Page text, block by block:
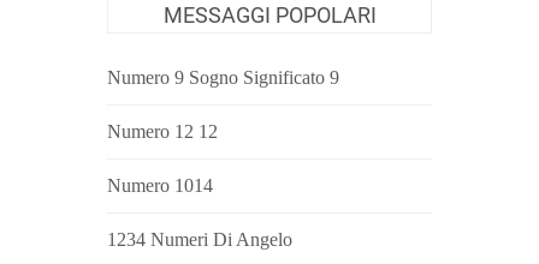
MESSAGGI POPOLARI
Numero 9 Sogno Significato 9
Numero 12 12
Numero 1014
1234 Numeri Di Angelo